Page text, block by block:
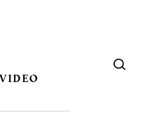
VIDEO